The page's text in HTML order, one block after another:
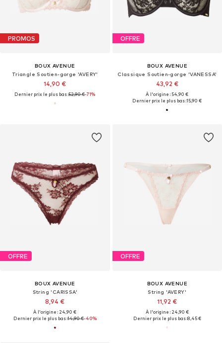
PROMOS
BOUX AVENUE
Triangle Soutien-gorge 'AVERY'
14,90 €
Dernier prix le plus bas :52,90 €-71%
OFFRE
BOUX AVENUE
Classique Soutien-gorge 'VANESSA'
43,92 €
À l'origine : 54,90 €
Dernier prix le plus bas :15,90 €
OFFRE
BOUX AVENUE
String 'CARISSA'
8,94 €
À l'origine : 24,90 €
Dernier prix le plus bas :14,90 €-40%
OFFRE
BOUX AVENUE
String 'AVERY'
11,92 €
À l'origine : 24,90 €
Dernier prix le plus bas :8,45 €